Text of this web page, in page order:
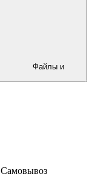
Самовывоз